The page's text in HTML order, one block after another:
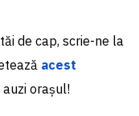
de cap, scrie-ne la
acest
orașul!